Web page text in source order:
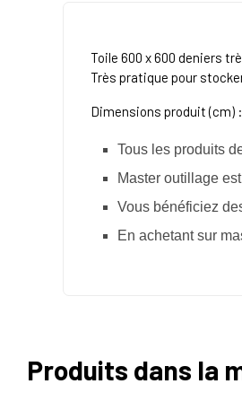
Toile 600 x 600 deniers
Très pratique pour
Dimensions produit (cm) :
Tous les produits
Master outillage
Vous bénéficiez
En achetant sur
Produits dans la